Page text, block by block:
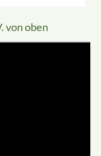
von oben